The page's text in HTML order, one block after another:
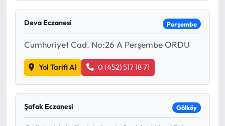
Deva Eczanesi Perşembe
Cumhuriyet Cad. No:26 A Perşembe ORDU
Yol Tarifi Al 0 (452) 517 18 71
Şafak Eczanesi Gölköy